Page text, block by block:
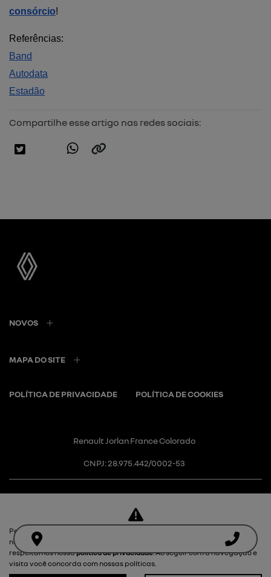
consórcio!
Referências:
Band
Autodata
Estadão
Compartilhe esse artigo nas redes sociais:
NOVOS
MAPA DO SITE
POLÍTICA DE PRIVACIDADE POLÍTICA DE COOKIES
Renault Jorlan France Colorado
CNPJ: 28.975.442/0002-53
Desacelere. Seu bem maior é a
vida.
Para otimizar sua experiência durante a navegação, fazemos uso de
nossa política de cookies e para proteger seus dados pessoais
respeitamos nossapolítica de privacidade. Ao seguir com a navegação e
visita você concorda com nossas políticas.